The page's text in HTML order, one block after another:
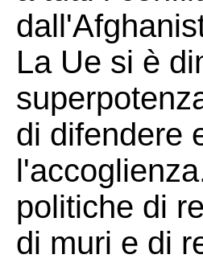
La Ue si è
di difendere
politiche di
di muri e di